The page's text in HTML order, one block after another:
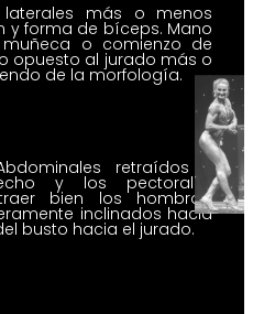
más o menos
y forma de bíceps. Mano
o comienzo de
opuesto al jurado más o
de la morfología.
retraídos y
y los pectorales
bien los hombros,
inclinados hacia
busto hacia el jurado.